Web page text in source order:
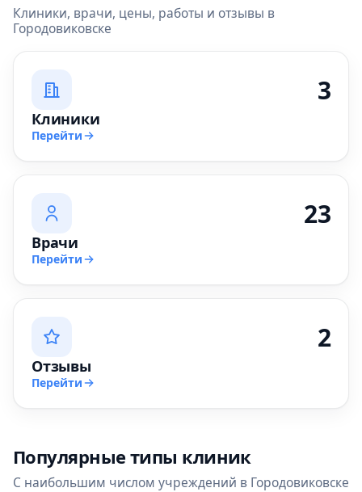
Клиники, врачи, цены, работы и отзывы в
Городовиковске
3
Клиники
Перейти
23
Врачи
Перейти
2
Отзывы
Перейти
Популярные типы клиник
С наибольшим числом учреждений в Городовиковске